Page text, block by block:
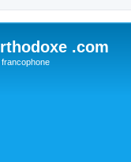
.com